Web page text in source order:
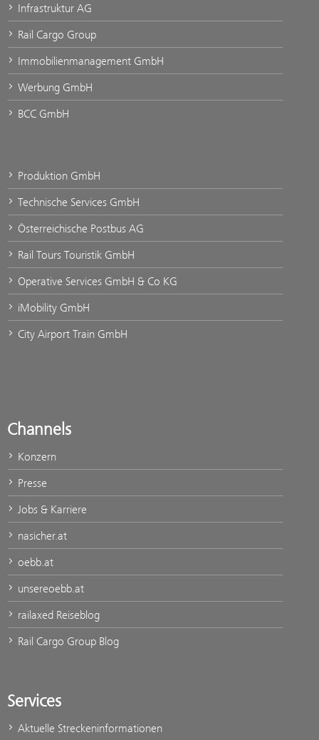
Infrastruktur AG
Rail Cargo Group
Immobilienmanagement GmbH
Werbung GmbH
BCC GmbH
Produktion GmbH
Technische Services GmbH
Österreichische Postbus AG
Rail Tours Touristik GmbH
Operative Services GmbH & Co KG
iMobility GmbH
City Airport Train GmbH
Channels
Konzern
Presse
Jobs & Karriere
nasicher.at
oebb.at
unsereoebb.at
railaxed Reiseblog
Rail Cargo Group Blog
Services
Aktuelle Streckeninformationen